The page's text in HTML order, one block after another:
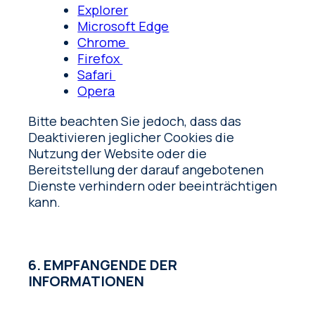
Explorer
Microsoft Edge
Chrome
Firefox
Safari
Opera
Bitte beachten Sie jedoch, dass das
Deaktivieren jeglicher Cookies die
Nutzung der Website oder die
Bereitstellung der darauf angebotenen
Dienste verhindern oder beeinträchtigen
kann.
6. EMPFANGENDE DER
INFORMATIONEN